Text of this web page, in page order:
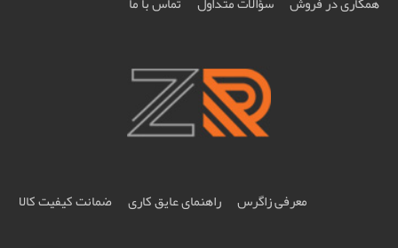
معرفی زاگرس راهنمای عایق کاری ضمانت کیفیت کالا